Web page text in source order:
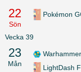
22
Sön
Pokémon
Vecka 39
23
Mån LightDash